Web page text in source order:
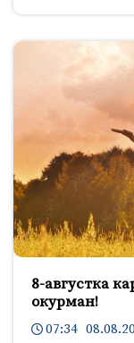
8-августка
окурман!
07:34